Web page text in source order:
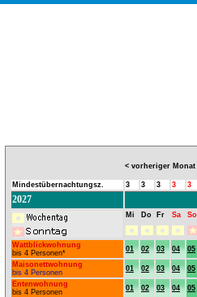
< vorheriger Monat
Mindestübernachtungsz. 3 3 3 3 3
2027
Mi Do Fr Sa So
Wattblickwohnung
bis 4 Personen*
01 02 03 04 05
Maisonettwohnung
bis 4 Personen
01 02 03 04 05
Entenwohnung
bis 4 Personen
01 02 03 04 05